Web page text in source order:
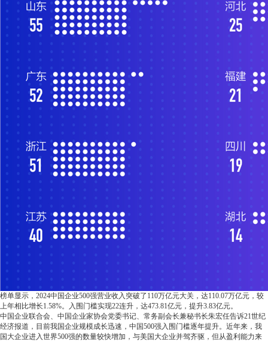
榜单显示，2024中国企业500强营业收入突破了110万亿元大关，达110.07万亿元，较
上年相比增长1.58%。入围门槛实现22连升，达473.81亿元，提升3.83亿元。
中国企业联合会、中国企业家协会党委书记、常务副会长兼秘书长朱宏任告诉21世纪
经济报道，目前我国企业规模成长迅速，中国500强入围门槛逐年提升。近年来，我
国大企业进入世界500强的数量较快增加，与美国大企业并驾齐驱，但从盈利能力来